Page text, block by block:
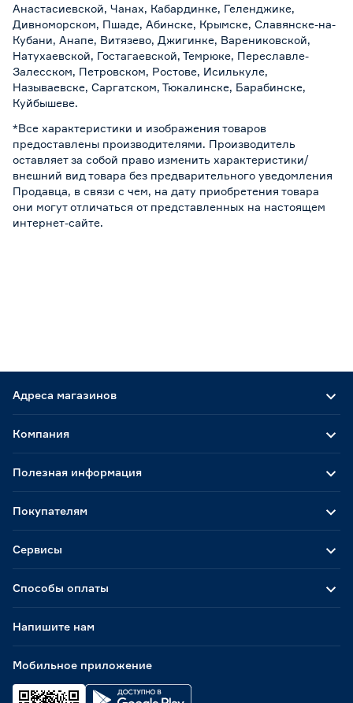
Анастасиевской, Чанах, Кабардинке, Геленджике,
Дивноморском, Пшаде, Абинске, Крымске, Славянске-на-
Кубани, Анапе, Витязево, Джигинке, Варениковской,
Натухаевской, Гостагаевской, Темрюке, Переславле-
Залесском, Петровском, Ростове, Исилькуле,
Называевске, Саргатском, Тюкалинске, Барабинске,
Куйбышеве.
*Все характеристики и изображения товаров
предоставлены производителями. Производитель
оставляет за собой право изменить характеристики/
внешний вид товара без предварительного уведомления
Продавца, в связи с чем, на дату приобретения товара
они могут отличаться от представленных на настоящем
интернет-сайте.
Адреса магазинов
Способы оплаты
Мобильное приложение
Компания
Полезная информация
Покупателям
Сервисы
Напишите нам